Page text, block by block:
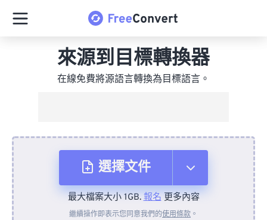
來源到目標轉換器
在線免費將源語言轉換為目標語言。
選擇文件
來自裝置
最大檔案大小 1GB.報名更多內容
繼續操作即表示您同意我們的使用條款 。